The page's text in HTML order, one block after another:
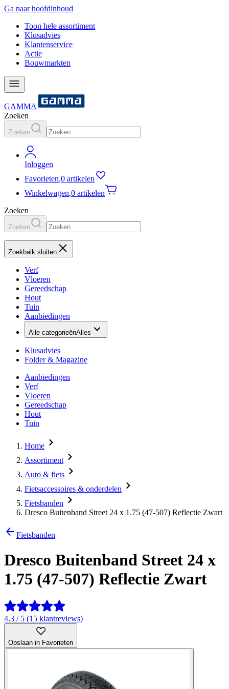
Ga naar hoofdinhoud
Toon hele assortiment
Klusadvies
Klantenservice
Actie
Bouwmarkten
GAMMA
Zoeken
Zoeken
Inloggen
Favorieten,0 artikelen
Winkelwagen,0 artikelen
Zoeken
Zoeken
Zoekbalk sluiten
Verf
Vloeren
Gereedschap
Hout
Tuin
Aanbiedingen
Alle categorieënAlles
Klusadvies
Folder & Magazine
Aanbiedingen
Verf
Vloeren
Gereedschap
Hout
Tuin
Home
Assortiment
Auto & fiets
Fietsaccessoires & onderdelen
Fietsbanden
Dresco Buitenband Street 24 x 1.75 (47-507) Reflectie Zwart
Fietsbanden
Dresco Buitenband Street 24 x
1.75 (47-507) Reflectie Zwart
4.3 / 5 (15 klantreviews)
Opslaan in Favorieten